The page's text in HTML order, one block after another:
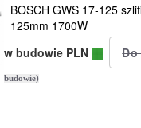
BOSCH GWS 17-125
125mm 1700W
w budowie PLN
budowie)